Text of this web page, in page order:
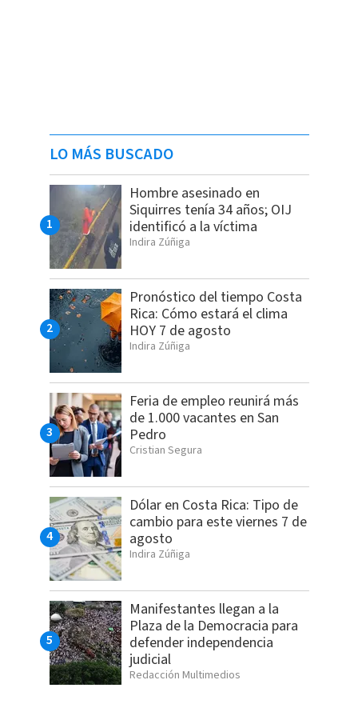
LO MÁS BUSCADO
Hombre asesinado en
Siquirres tenía 34 años; OIJ
identificó a la víctima
Indira Zúñiga
Pronóstico del tiempo Costa
Rica: Cómo estará el clima
HOY 7 de agosto
Indira Zúñiga
Feria de empleo reunirá más
de 1.000 vacantes en San
Pedro
Cristian Segura
Dólar en Costa Rica: Tipo de
cambio para este viernes 7 de
agosto
Indira Zúñiga
Manifestantes llegan a la
Plaza de la Democracia para
defender independencia
judicial
Redacción Multimedios